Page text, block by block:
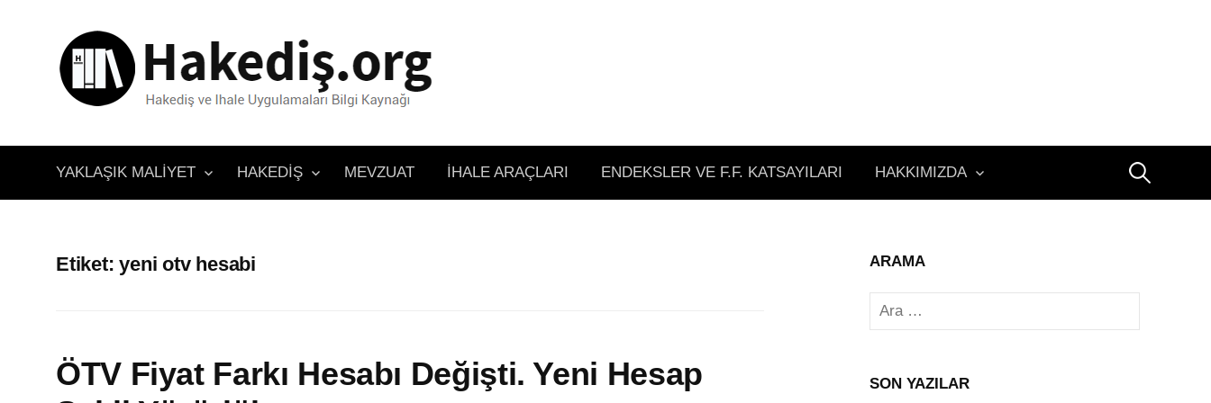
YAKLAŞIK MALIYET HAKEDIŞ MEVZUAT İHALE ARAÇLARI ENDEKSLER VE F.F. KATSAYILARI HAKKIMIZDA Arama:
Etiket:yeni otv hesabi
ÖTV Fiyat Farkı Hesabı Değişti. Yeni Hesap
ARAMA
Arama:
SON YAZILAR